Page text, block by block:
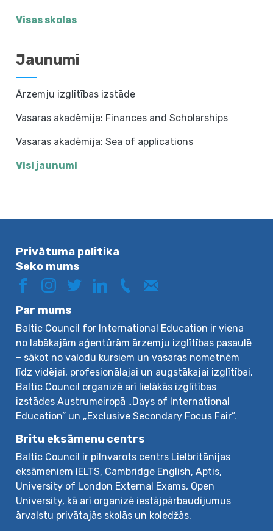
Visas skolas
Jaunumi
Ārzemju izglītības izstāde
Vasaras akadēmija: Finances and Scholarships
Vasaras akadēmija: Sea of applications
Visi jaunumi
Privātuma politika
Seko mums
Par mums
Baltic Council for International Education ir viena
no labākajām aģentūrām ārzemju izglītības pasaulē
– sākot no valodu kursiem un vasaras nometnēm
līdz vidējai, profesionālajai un augstākajai izglītībai.
Baltic Council organizē arī lielākās izglītības
izstādes Austrumeiropā „Days of International
Education” un „Exclusive Secondary Focus Fair”.
Britu eksāmenu centrs
Baltic Council ir pilnvarots centrs Lielbritānijas
eksāmeniem IELTS, Cambridge English, Aptis,
University of London External Exams, Open
University, kā arī organizē iestājpārbaudījumus
ārvalstu privātajās skolās un koledžās.